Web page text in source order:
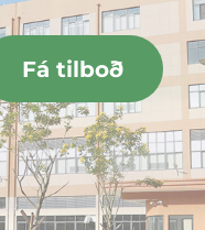
Fá tilboð